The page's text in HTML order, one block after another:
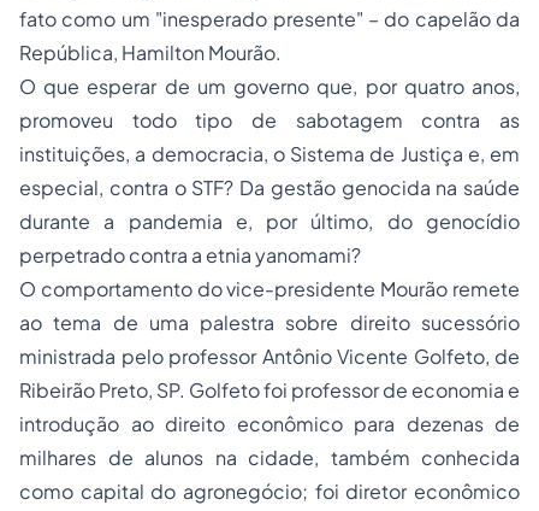
fato como um "inesperado presente" – do capelão da
República, Hamilton Mourão.
O que esperar de um governo que, por quatro anos,
promoveu todo tipo de sabotagem contra as
instituições, a democracia, o Sistema de Justiça e, em
especial, contra o STF? Da gestão genocida na saúde
durante a pandemia e, por último, do genocídio
perpetrado contra a etnia yanomami?
O comportamento do vice-presidente Mourão remete
ao tema de uma palestra sobre direito sucessório
ministrada pelo professor Antônio Vicente Golfeto, de
Ribeirão Preto, SP. Golfeto foi professor de economia e
introdução ao direito econômico para dezenas de
milhares de alunos na cidade, também conhecida
como capital do agronegócio; foi diretor econômico